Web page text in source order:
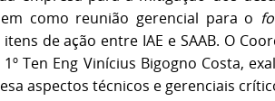
como reunião gerencial para o
de ação entre IAE e SAAB. O
Ten Eng Vinícius Bigogno Costa,
aspectos técnicos e gerenciais